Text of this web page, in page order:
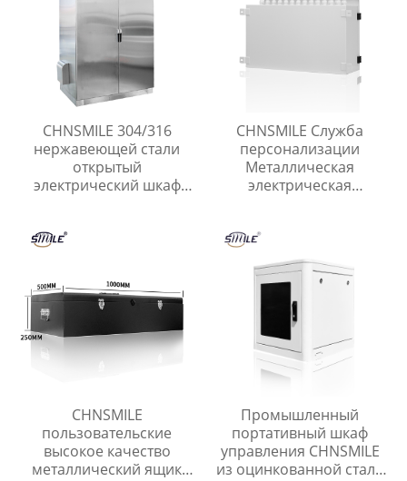
CHNSMILE 304/316
нержавеющей стали
открытый
электрический шкаф
пользовательские
CHNSMILE Служба
персонализации
Металлическая
электрическая
CHNSMILE
пользовательские
высокое качество
металлический ящик
Промышленный
портативный шкаф
управления CHNSMILE
из оцинкованной стали